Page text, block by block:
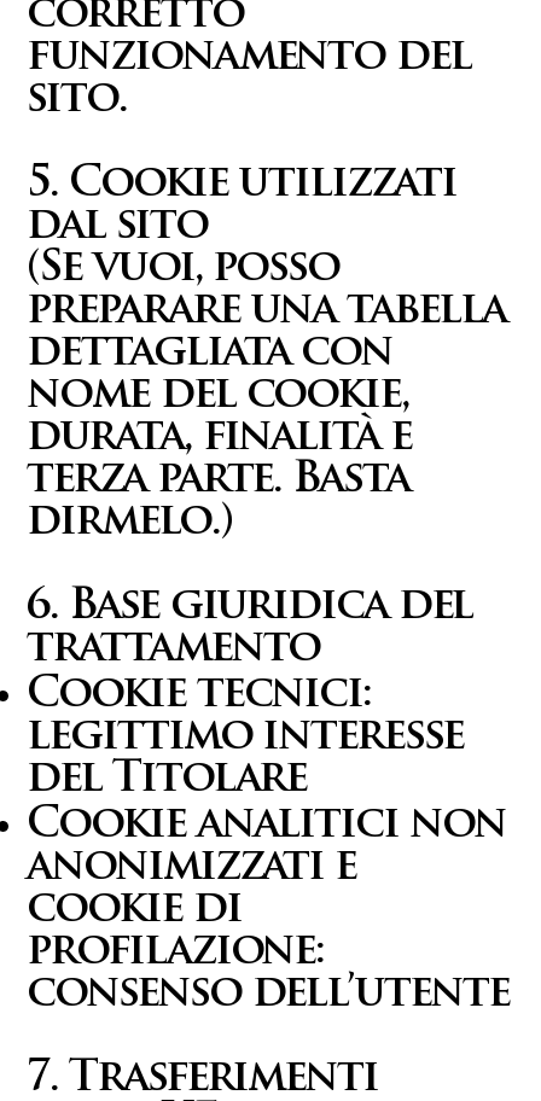
corretto
funzionamento del
sito.
5. Cookie utilizzati
dal sito
(Se vuoi, posso
preparare una tabella
dettagliata con
nome del cookie,
durata, finalità e
terza parte. Basta
dirmelo.)
6. Base giuridica del
trattamento
Cookie tecnici:
legittimo interesse
del Titolare
Cookie analitici non
anonimizzati e
cookie di
profilazione:
consenso dell’utente
7. Trasferimenti